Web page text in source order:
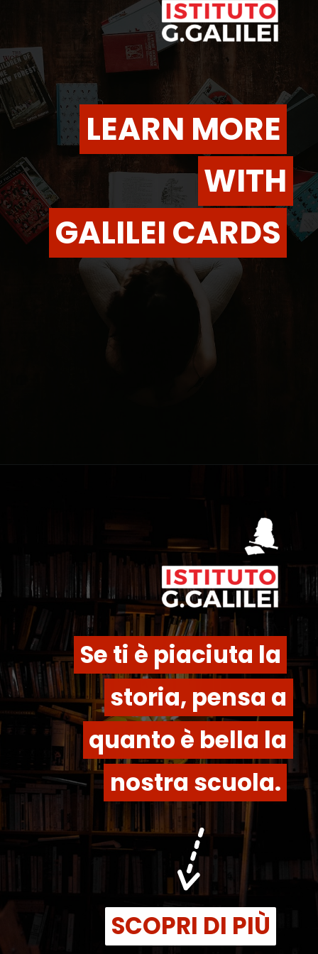
LEARN MORE
WITH
GALILEI CARDS
LEARN MORE
WITH
GALILEI CARDS
Se ti è piaciuta la
storia, pensa a
quanto è bella la
nostra scuola.
Se ti è piaciuta la
storia, pensa a
quanto è bella la
nostra scuola.
SCOPRI DI PIÙ
SCOPRI DI PIÙ